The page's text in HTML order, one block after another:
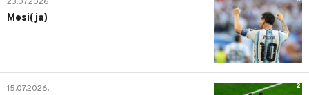
Mesi(ja)
2
15.07.2026.